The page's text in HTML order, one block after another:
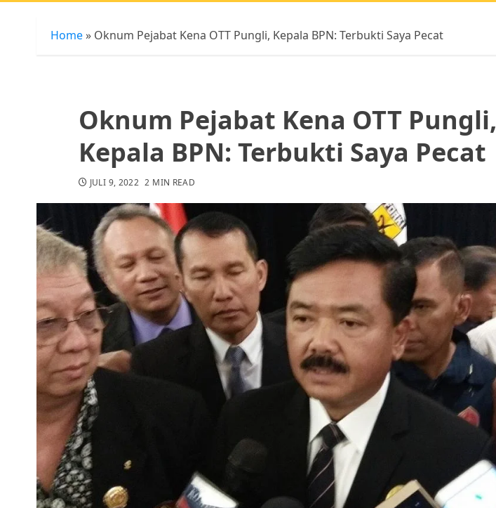
Home » Oknum Pejabat Kena OTT Pungli, Kepala BPN: Terbukti Saya Pecat
Oknum Pejabat Kena OTT Pungli,
Kepala BPN: Terbukti Saya Pecat
JULI 9, 2022 2 MIN READ